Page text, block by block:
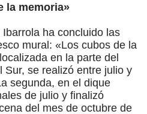
la memoria»
ha concluido las
mural: «Los cubos de la
en la parte del
Sur, se realizó entre julio y
segunda, en el dique
de julio y finalizó
del mes de octubre de